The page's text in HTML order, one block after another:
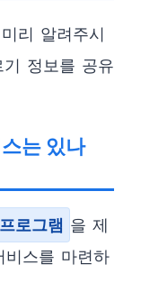
리 알려주시
정보를 공유
는 있나
로그램 을 제
스를 마련하